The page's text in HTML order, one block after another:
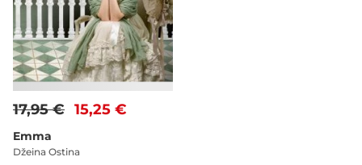
15,25 €
17,95 €
Emma
Džeina Ostina